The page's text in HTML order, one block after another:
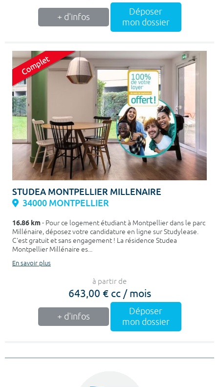
+ d'infos
Déposer
mon dossier
STUDEA MONTPELLIER MILLENAIRE
34000 MONTPELLIER
16.86 km- Pour ce logement étudiant à Montpellier dans le parc
Millénaire, déposez votre candidature en ligne sur Studylease.
C'est gratuit et sans engagement ! La résidence Studea
Montpellier Millénaire es...
En savoir plus
à partir de
643,00 € cc / mois
+ d'infos
Déposer
mon dossier